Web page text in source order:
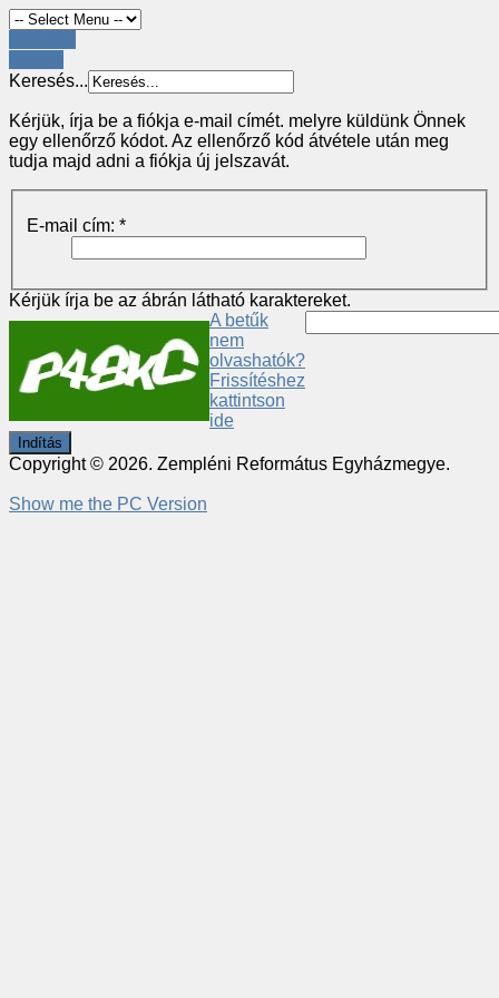
Keresés...
Kérjük, írja be a fiókja e-mail címét. melyre küldünk Önnek
egy ellenőrző kódot. Az ellenőrző kód átvétele után meg
tudja majd adni a fiókja új jelszavát.
E-mail cím: *
Kérjük írja be az ábrán látható karaktereket.
A betűk
nem
olvashatók?
Frissítéshez
kattintson
ide
Indítás
Copyright © 2026. Zempléni Református Egyházmegye.
Show me the PC Version